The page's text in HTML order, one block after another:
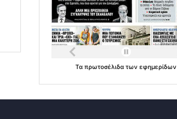
Ταπρωτοσέλιδατωνεφημερίδων